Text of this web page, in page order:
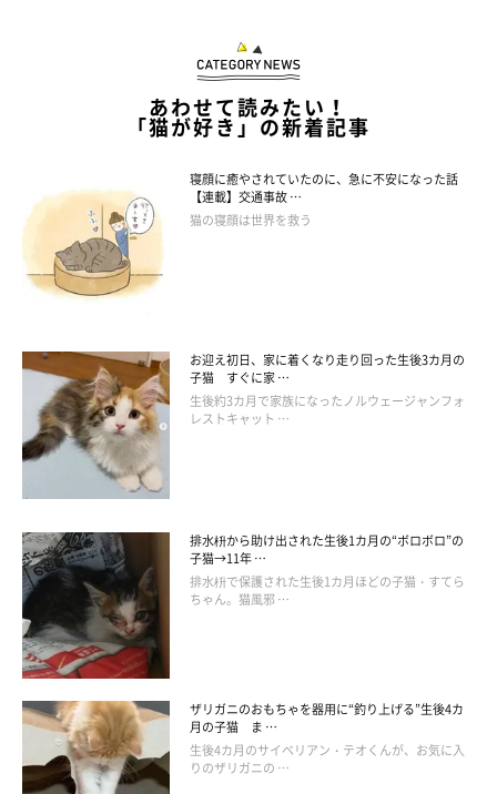
あわせて読みたい！
「猫が好き」の新着記事
寝顔に癒やされていたのに、急に不安になった話
【連載】交通事故 …
猫の寝顔は世界を救う
お迎え初日、家に着くなり走り回った生後3カ月の
子猫 すぐに家 …
生後約3カ月で家族になったノルウェージャンフォ
レストキャット …
排水枡から助け出された生後1カ月の“ボロボロ”の
子猫→11年 …
排水枡で保護された生後1カ月ほどの子猫・すてら
ちゃん。猫風邪 …
ザリガニのおもちゃを器用に“釣り上げる”生後4カ
月の子猫 ま …
生後4カ月のサイベリアン・テオくんが、お気に入
りのザリガニの …